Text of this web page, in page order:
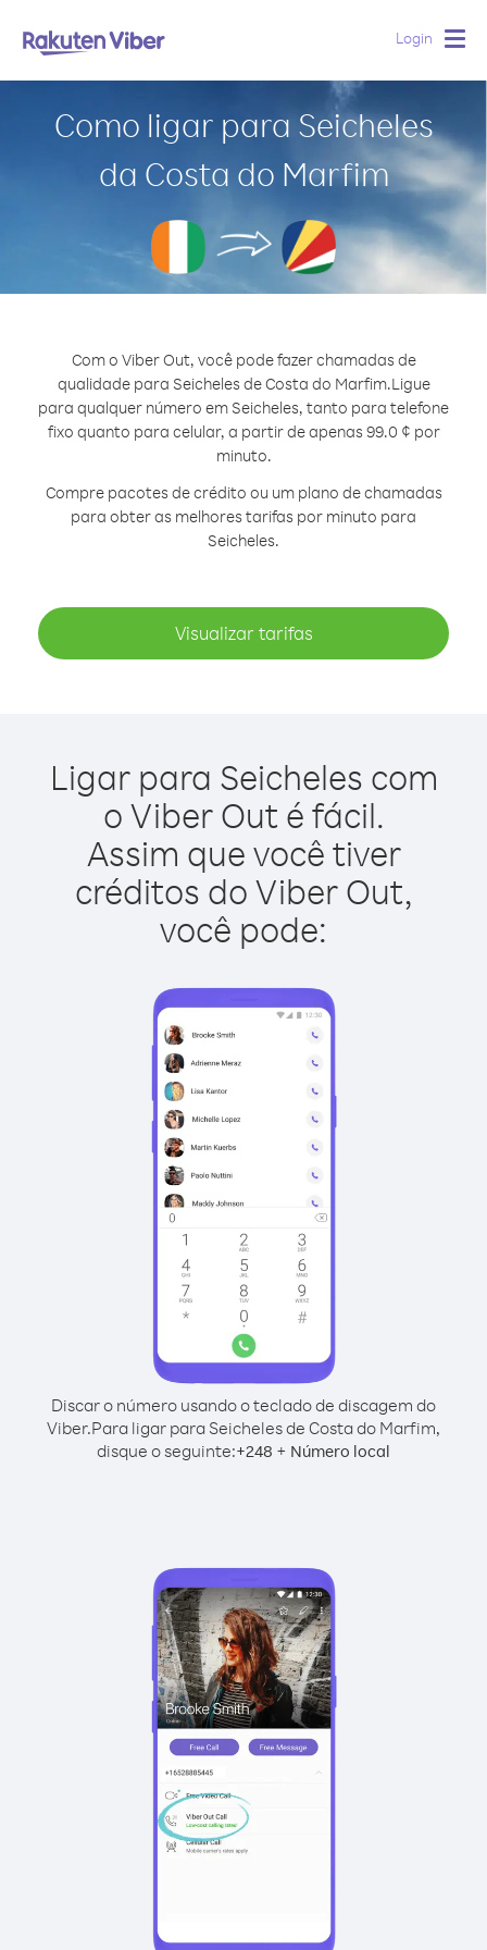
Login
Como ligar para Seicheles
da Costa do Marfim
Com o Viber Out, você pode fazer chamadas de
qualidade para Seicheles de Costa do Marfim.Ligue
para qualquer número em Seicheles, tanto para telefone
fixo quanto para celular, a partir de apenas 99.0 ¢ por
minuto.
Compre pacotes de crédito ou um plano de chamadas
para obter as melhores tarifas por minuto para
Seicheles.
Visualizar tarifas
Ligar para Seicheles com
o Viber Out é fácil.
Assim que você tiver
créditos do Viber Out,
você pode:
Discar o número usando o teclado de discagem do
Viber.Para ligar para Seicheles de Costa do Marfim,
disque o seguinte:+248 + Número local